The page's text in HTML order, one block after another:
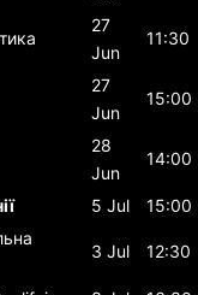
27
Jun
11:30
27
Jun
15:00
28
Jun
14:00
5 Jul
15:00
3 Jul 12:30